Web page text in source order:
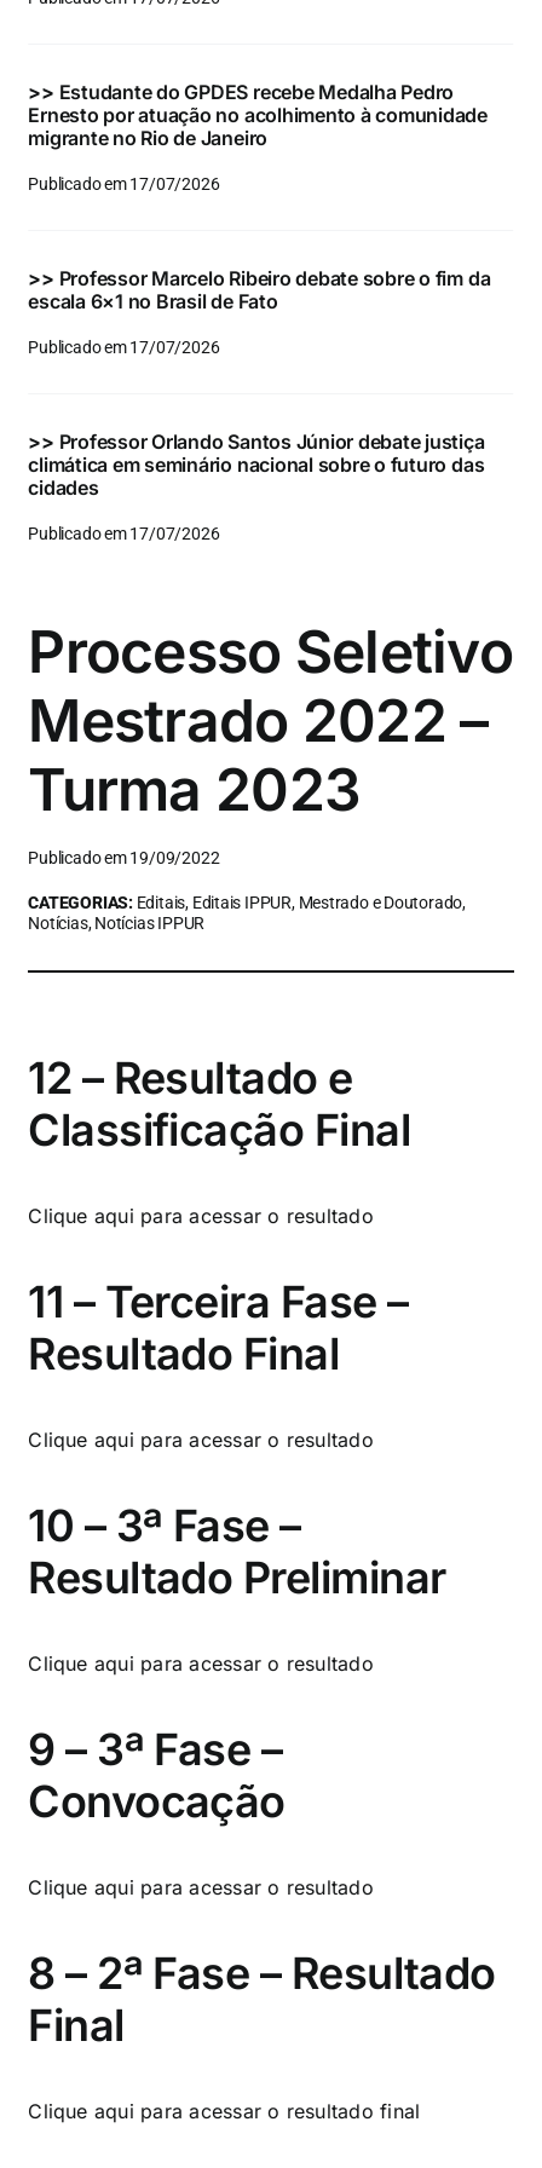
Eventos e Certificados
Buscar
para:
>> Estudante do GPDES recebe Medalha Pedro
Ernesto por atuação no acolhimento à comunidade
migrante no Rio de Janeiro
Publicado em 17/07/2026
>> Professor Marcelo Ribeiro debate sobre o fim da
escala 6×1 no Brasil de Fato
Publicado em 17/07/2026
>> Professor Orlando Santos Júnior debate justiça
climática em seminário nacional sobre o futuro das
cidades
Publicado em 17/07/2026
Processo Seletivo
Mestrado 2022 –
Turma 2023
Publicado em 19/09/2022
CATEGORIAS: Editais, Editais IPPUR, Mestrado e Doutorado,
Notícias, Notícias IPPUR
12 – Resultado e
Classificação Final
Clique aqui para acessar o resultado
11 – Terceira Fase –
Resultado Final
Clique aqui para acessar o resultado
10 – 3ª Fase –
Resultado Preliminar
Clique aqui para acessar o resultado
9 – 3ª Fase –
Convocação
Clique aqui para acessar o resultado
8 – 2ª Fase – Resultado
Final
Clique aqui para acessar o resultado final